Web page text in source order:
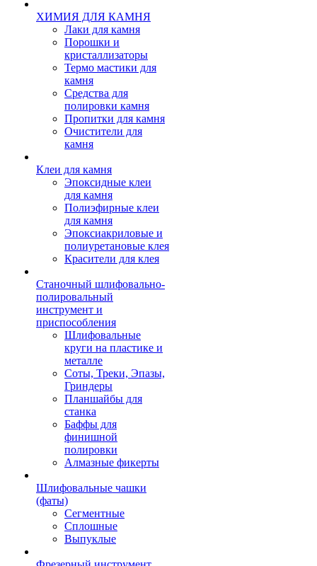
ХИМИЯ ДЛЯ КАМНЯ
Лаки для камня
Порошки и
кристаллизаторы
Термо мастики для
камня
Средства для
полировки камня
Пропитки для камня
Очистители для
камня
Клеи для камня
Эпоксидные клеи
для камня
Полиэфирные клеи
для камня
Эпоксиакриловые и
полиуретановые клея
Красители для клея
Станочный шлифовально-
полировальный
инструмент и
приспособления
Шлифовальные
круги на пластике и
металле
Соты, Треки, Эпазы,
Гриндеры
Планшайбы для
станка
Баффы для
финишной
полировки
Алмазные фикерты
Шлифовальные чашки
(фаты)
Сегментные
Сплошные
Выпуклые